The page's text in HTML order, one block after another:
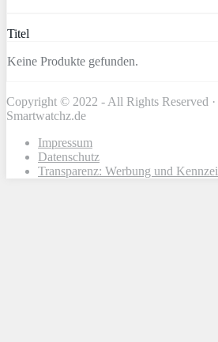
Titel
Keine Produkte gefunden.
Copyright © 2022 - All Rights Reserved
Smartwatchz.de
Impressum
Datenschutz
Transparenz: Werbung und